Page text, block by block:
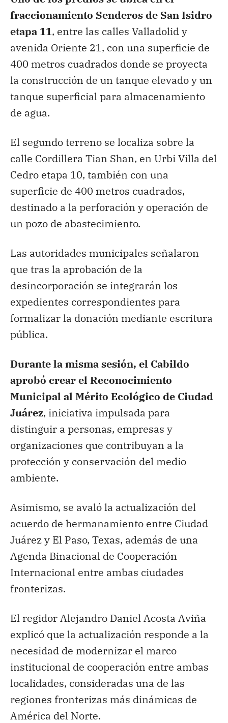
fraccionamiento Senderos de San Isidro
etapa 11, entre las calles Valladolid y
avenida Oriente 21, con una superficie de
400 metros cuadrados donde se proyecta
la construcción de un tanque elevado y un
tanque superficial para almacenamiento
de agua.
El segundo terreno se localiza sobre la
calle Cordillera Tian Shan, en Urbi Villa del
Cedro etapa 10, también con una
superficie de 400 metros cuadrados,
destinado a la perforación y operación de
un pozo de abastecimiento.
Las autoridades municipales señalaron
que tras la aprobación de la
desincorporación se integrarán los
expedientes correspondientes para
formalizar la donación mediante escritura
pública.
Durante la misma sesión, el Cabildo
aprobó crear el Reconocimiento
Municipal al Mérito Ecológico de Ciudad
Juárez, iniciativa impulsada para
distinguir a personas, empresas y
organizaciones que contribuyan a la
protección y conservación del medio
ambiente.
Asimismo, se avaló la actualización del
acuerdo de hermanamiento entre Ciudad
Juárez y El Paso, Texas, además de una
Agenda Binacional de Cooperación
Internacional entre ambas ciudades
fronterizas.
El regidor Alejandro Daniel Acosta Aviña
explicó que la actualización responde a la
necesidad de modernizar el marco
institucional de cooperación entre ambas
localidades, consideradas una de las
regiones fronterizas más dinámicas de
América del Norte.